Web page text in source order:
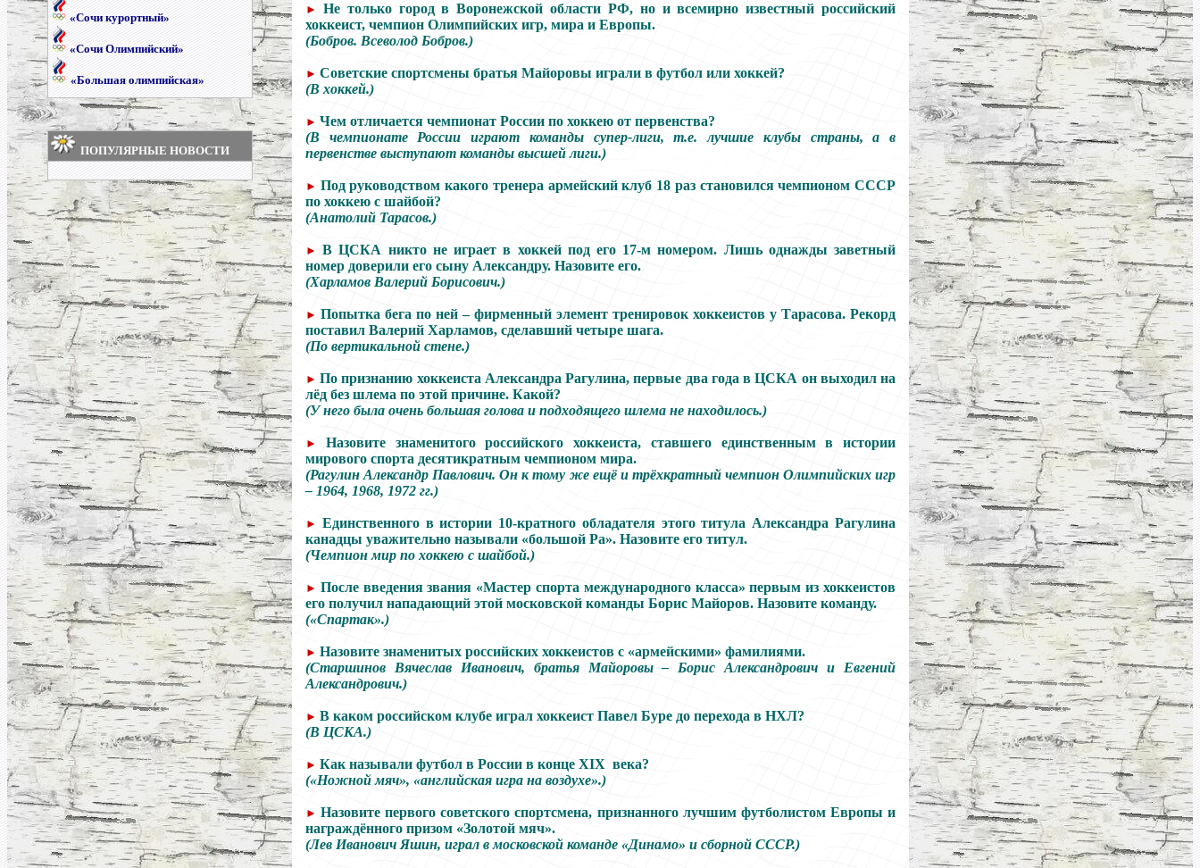
«Сочи курортный»
«Сочи Олимпийский»
«Большая олимпийская»
ПОПУЛЯРНЫЕ НОВОСТИ
►
Не только город в Воронежской области РФ, но и всемирно известный российский
хоккеист, чемпион Олимпийских игр, мира и Европы.
(Бобров. Всеволод Бобров.)
► Советские спортсмены братья Майоровы играли в футбол или хоккей?
(В хоккей.)
► Чем отличается чемпионат России по хоккею от первенства?
(В чемпионате России играют команды супер-лиги, т.е. лучшие клубы страны, а в
первенстве выступают команды высшей лиги.)
► Под руководством какого тренера армейский клуб 18 раз становился чемпионом СССР
по хоккею с шайбой?
(Анатолий Тарасов.)
►
В ЦСКА никто не играет в хоккей под его 17-м номером. Лишь однажды заветный
номер доверили его сыну Александру. Назовите его.
(Харламов Валерий Борисович.)
► Попытка бега по ней – фирменный элемент тренировок хоккеистов у Тарасова. Рекорд
поставил Валерий Харламов, сделавший четыре шага.
(По вертикальной стене.)
► По признанию хоккеиста Александра Рагулина, первые два года в ЦСКА он выходил на
лёд без шлема по этой причине. Какой?
(У него была очень большая голова и подходящего шлема не находилось.)
►
Назовите знаменитого российского хоккеиста, ставшего единственным в истории
мирового спорта десятикратным чемпионом мира.
(Рагулин Александр Павлович. Он к тому же ещё и трёхкратный чемпион Олимпийских игр
– 1964, 1968, 1972 гг.)
► Единственного в истории 10-кратного обладателя этого титула Александра Рагулина
канадцы уважительно называли «большой Ра». Назовите его титул.
(Чемпион мир по хоккею с шайбой.)
► После введения звания «Мастер спорта международного класса» первым из хоккеистов
его получил нападающий этой московской команды Борис Майоров. Назовите команду.
(«Спартак».)
► Назовите знаменитых российских хоккеистов с «армейскими» фамилиями.
(Старшинов Вячеслав Иванович, братья Майоровы – Борис Александрович и Евгений
Александрович.)
► В каком российском клубе играл хоккеист Павел Буре до перехода в НХЛ?
(В ЦСКА.)
► Как называли футбол в России в конце XIX века?
(«Ножной мяч», «английская игра на воздухе».)
► Назовите первого советского спортсмена, признанного лучшим футболистом Европы и
награждённого призом «Золотой мяч».
(Лев Иванович Яшин, играл в московской команде «Динамо» и сборной СССР.)